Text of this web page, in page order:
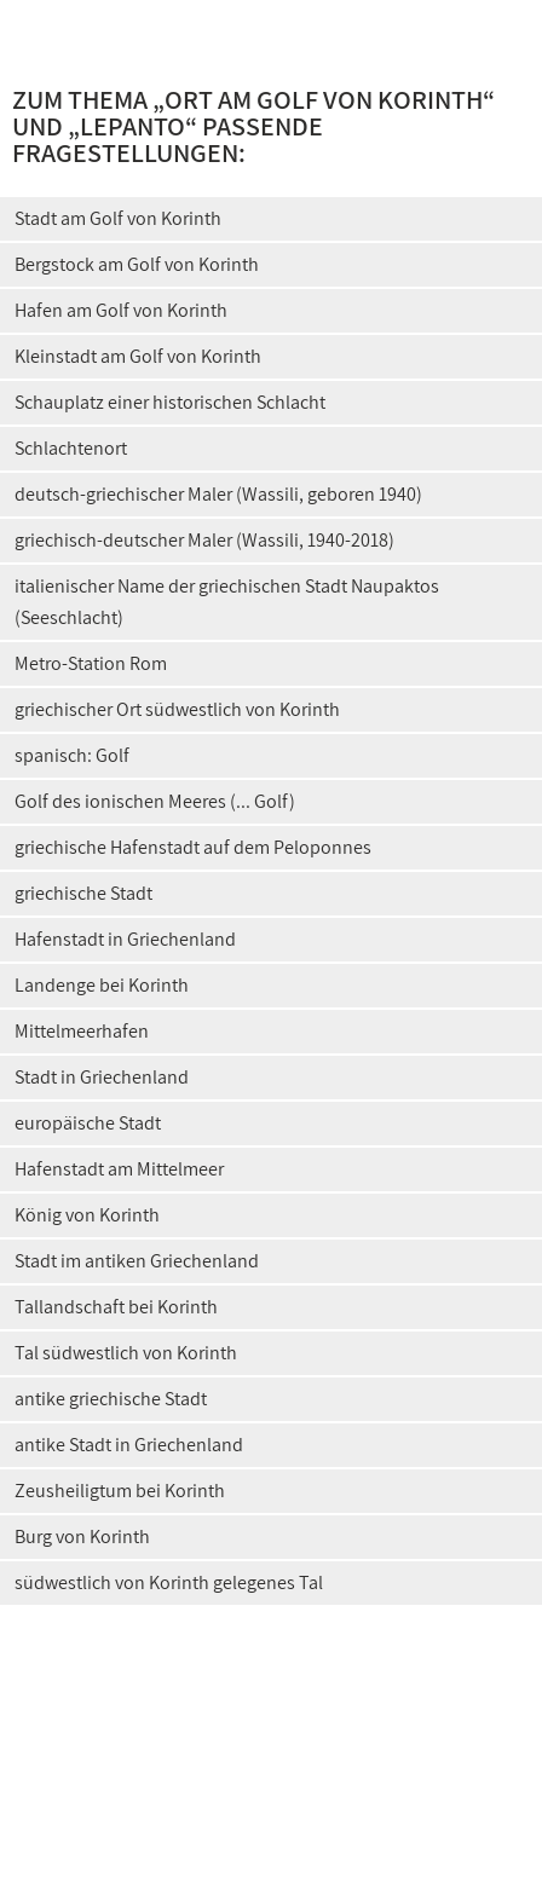
ZUM THEMA „ORT AM GOLF VON KORINTH“
UND „LEPANTO“ PASSENDE
FRAGESTELLUNGEN:
Stadt am Golf von Korinth
Bergstock am Golf von Korinth
Hafen am Golf von Korinth
Kleinstadt am Golf von Korinth
Schauplatz einer historischen Schlacht
Schlachtenort
deutsch-griechischer Maler (Wassili, geboren 1940)
griechisch-deutscher Maler (Wassili, 1940-2018)
italienischer Name der griechischen Stadt Naupaktos
(Seeschlacht)
Metro-Station Rom
griechischer Ort südwestlich von Korinth
spanisch: Golf
Golf des ionischen Meeres (... Golf)
griechische Hafenstadt auf dem Peloponnes
griechische Stadt
Hafenstadt in Griechenland
Landenge bei Korinth
Mittelmeerhafen
Stadt in Griechenland
europäische Stadt
Hafenstadt am Mittelmeer
König von Korinth
Stadt im antiken Griechenland
Tallandschaft bei Korinth
Tal südwestlich von Korinth
antike griechische Stadt
antike Stadt in Griechenland
Zeusheiligtum bei Korinth
Burg von Korinth
südwestlich von Korinth gelegenes Tal